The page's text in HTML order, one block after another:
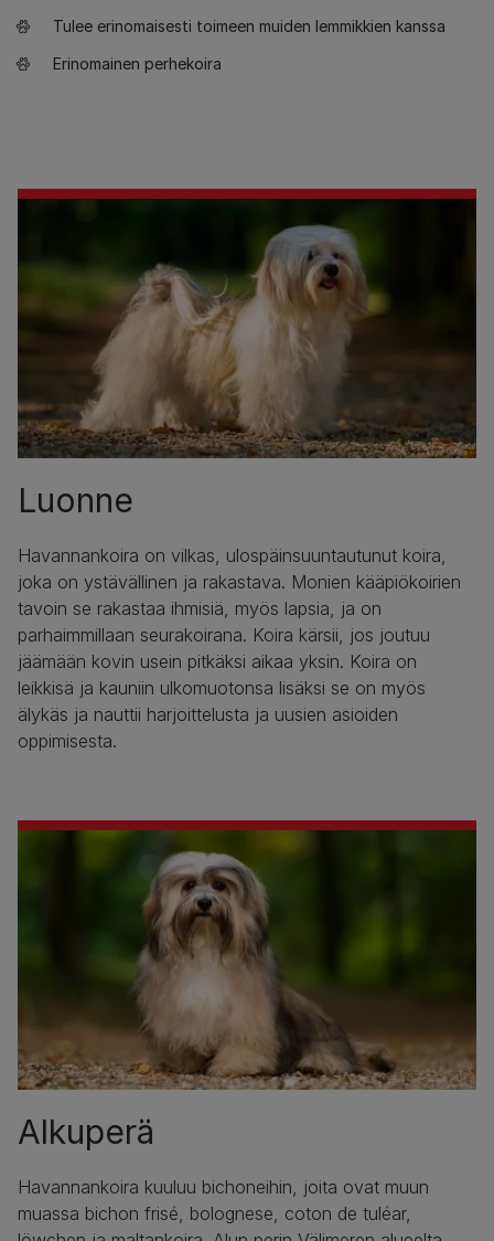
Tulee erinomaisesti toimeen muiden lemmikkien kanssa
Erinomainen perhekoira
Luonne
Havannankoira on vilkas, ulospäinsuuntautunut koira,
joka on ystävällinen ja rakastava. Monien kääpiökoirien
tavoin se rakastaa ihmisiä, myös lapsia, ja on
parhaimmillaan seurakoirana. Koira kärsii, jos joutuu
jäämään kovin usein pitkäksi aikaa yksin. Koira on
leikkisä ja kauniin ulkomuotonsa lisäksi se on myös
älykäs ja nauttii harjoittelusta ja uusien asioiden
oppimisesta.
Alkuperä
Havannankoira kuuluu bichoneihin, joita ovat muun
muassa bichon frisé, bolognese, coton de tuléar,